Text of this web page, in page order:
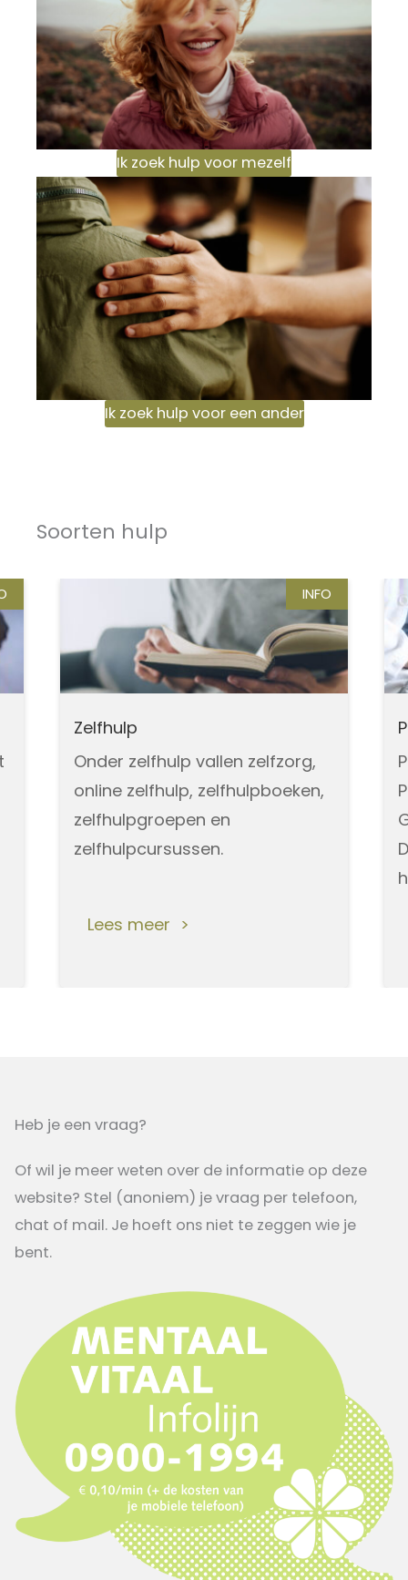
Ik zoek hulp voor mezelf
Ik zoek hulp voor een ander
Soorten hulp
INFO
Zelfhulp
Onder zelfhulp vallen zelfzorg,
online zelfhulp, zelfhulpboeken,
zelfhulpgroepen en
zelfhulpcursussen.
Lees meer
Heb je een vraag?
Of wil je meer weten over de informatie op deze
website? Stel (anoniem) je vraag per telefoon,
chat of mail. Je hoeft ons niet te zeggen wie je
bent.